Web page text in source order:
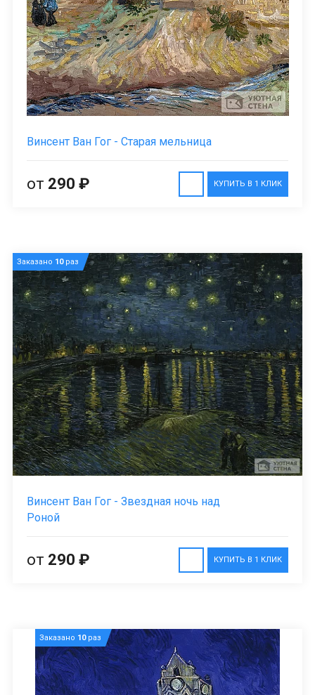
Винсент Ван Гог - Старая мельница
КУПИТЬ В 1 КЛИК
от 290 ₽
Заказано 10раз
Винсент Ван Гог - Звездная ночь над
Роной
КУПИТЬ В 1 КЛИК
от 290 ₽
Заказано 10раз